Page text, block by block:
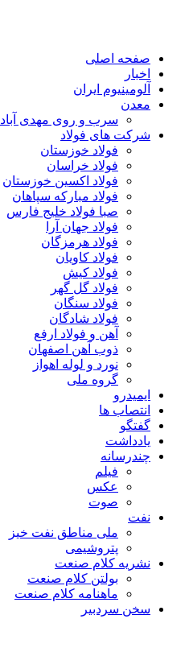
صفحه اصلی
اخبار
آلومینیوم ایران
معدن
سرب و روی مهدی آباد
شرکت های فولاد
فولاد خوزستان
فولاد خراسان
فولاد اکسین خوزستان
فولاد مبارکه سپاهان
صبا فولاد خلیج فارس
فولاد جهان آرا
فولاد هرمزگان
فولاد کاویان
فولاد کیش
فولاد گل گهر
فولاد سنگان
فولاد شادگان
آهن و فولاد ارفع
ذوب آهن اصفهان
نورد و لوله اهواز
گروه ملی
ایمیدرو
انتصاب ها
گفتگو
یادداشت
چندرسانه
فیلم
عکس
صوت
نفت
ملی مناطق نفت خیز
پتروشیمی
نشریه کلام صنعت
بولتن کلام صنعت
ماهنامه کلام صنعت
سخن سردبیر